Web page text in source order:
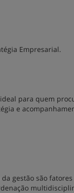
Empresarial.
ideal para quem
e
gestão são